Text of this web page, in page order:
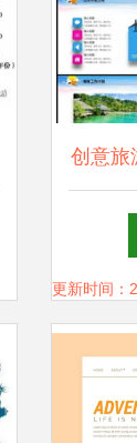
创意旅
更新时间：